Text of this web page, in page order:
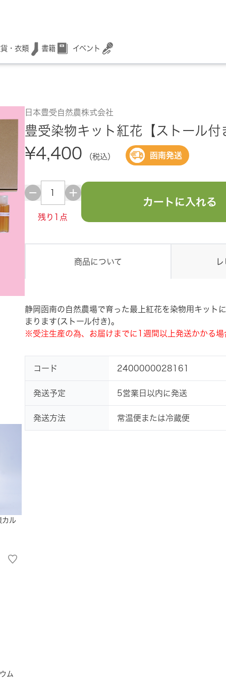
・衣類 書籍 イベント
カル
ム
日本豊受自然農株式会社
豊受染物キット紅花【ストール付
¥4,400 （税込） 函南発送
残り1点
カートに入れる
商品について
静岡函南の自然農場で育った最上紅花を染物用キット
まります(ストール付き)。
※受注生産の為、お届けまでに1週間以上発送かかる
コード 2400000028161
発送予定 5営業日以内に発送
発送方法 常温便または冷蔵便